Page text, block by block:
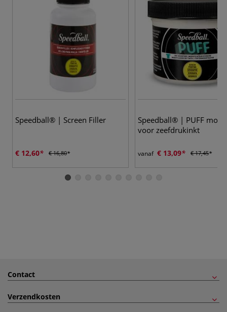
Speedball® | Screen Filler
€ 12,60 € 16,80
Speedball® | PUFF
voor zeefdrukinkt
vanaf € 13,09 € 17,45
Contact
Verzendkosten